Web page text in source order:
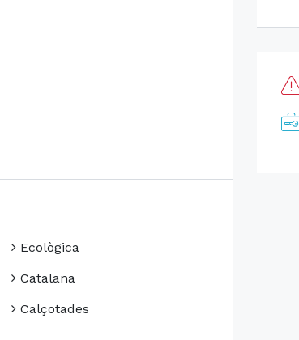
Ecològica
Catalana
Calçotades